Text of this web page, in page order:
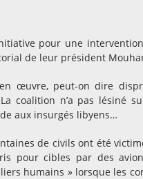
pour une
de leur président
œuvre, peut-on dire
coalition n’a pas lésiné
aux insurgés libyens…
de civils ont été
pour cibles par des
humains » lorsque les